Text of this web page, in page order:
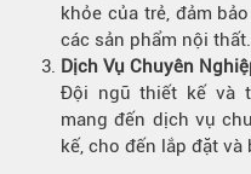
khỏe của trẻ, đảm
các sản phẩm nội thất.
Dịch Vụ Chuyên
Đội ngũ thiết kế và
mang đến dịch vụ
kế, cho đến lắp đặt và